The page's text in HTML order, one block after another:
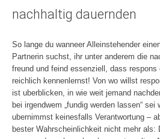
nachhaltig dauernden
So lange du wanneer Alleinstehender
Partnerin suchst, ihr unter anderem die
freund und feind essenziell, dass
reichlich kennenlernst! Von wo willst
ist uberblicken, in wie weit jemand
bei irgendwem „fundig werden lassen“ sei
ubernimmst keinesfalls Verantwortung –
bester Wahrscheinlichkeit nicht mehr als: